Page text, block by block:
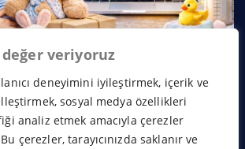
veriyoruz
deneyimini iyileştirmek, içerik ve
sosyal medya özellikleri
analiz etmek amacıyla çerezler
çerezler, tarayıcınızda saklanır ve